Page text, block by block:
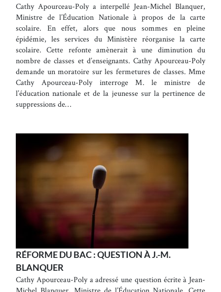
Cathy Apourceau-Poly a interpellé Jean-Michel Blanquer,
Ministre de l’Éducation Nationale à propos de la carte
scolaire. En effet, alors que nous sommes en pleine
épidémie, les services du Ministère réorganise la carte
scolaire. Cette refonte amènerait à une diminution du
nombre de classes et d’enseignants. Cathy Apourceau-Poly
demande un moratoire sur les fermetures de classes. Mme
Cathy Apourceau-Poly interroge M. le ministre de
l’éducation nationale et de la jeunesse sur la pertinence de
suppressions de…
RÉFORME DU BAC : QUESTION À J.-M.
BLANQUER
Cathy Apourceau-Poly a adressé une question écrite à Jean-